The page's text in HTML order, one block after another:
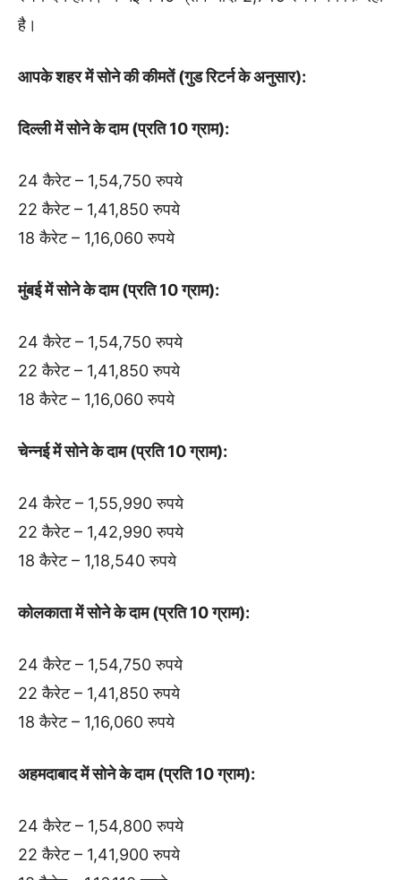
है।
आपके शहर में सोने की कीमतें (गुड रिटर्न के अनुसार):
दिल्ली में सोने के दाम (प्रति 10 ग्राम):
24 कैरेट – 1,54,750 रुपये
22 कैरेट – 1,41,850 रुपये
18 कैरेट – 1,16,060 रुपये
मुंबई में सोने के दाम (प्रति 10 ग्राम):
24 कैरेट – 1,54,750 रुपये
22 कैरेट – 1,41,850 रुपये
18 कैरेट – 1,16,060 रुपये
चेन्नई में सोने के दाम (प्रति 10 ग्राम):
24 कैरेट – 1,55,990 रुपये
22 कैरेट – 1,42,990 रुपये
18 कैरेट – 1,18,540 रुपये
कोलकाता में सोने के दाम (प्रति 10 ग्राम):
24 कैरेट – 1,54,750 रुपये
22 कैरेट – 1,41,850 रुपये
18 कैरेट – 1,16,060 रुपये
अहमदाबाद में सोने के दाम (प्रति 10 ग्राम):
24 कैरेट – 1,54,800 रुपये
22 कैरेट – 1,41,900 रुपये